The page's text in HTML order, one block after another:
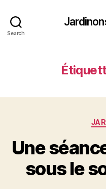
Search
Une
sous le